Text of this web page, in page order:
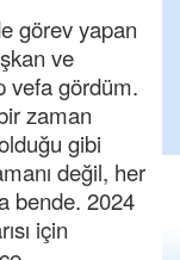
görev yapan
ve
vefa gördüm.
zaman
gibi
değil, her
bende. 2024
için